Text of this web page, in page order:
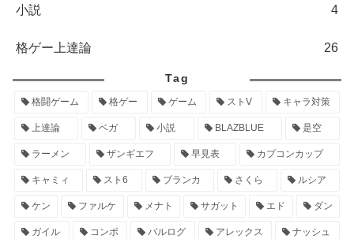
小説 4
格ゲー上達論 26
Tag
格闘ゲーム 格ゲー ゲーム ストV キャラ対策
上達論 ベガ 小説 BLAZBLUE 是空
ラーメン ザンギエフ 早見表 カプコンカップ
キャミィ スト6 ブランカ さくら ルシア
ケン ファルケ メナト サガット エド ダン
ガイル コンボ バルログ アレックス ナッシュ